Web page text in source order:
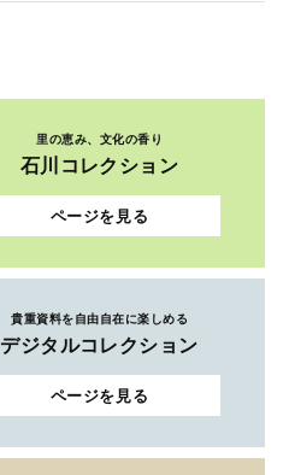
里の恵み、文化の香り
石川コレクション
ページを見る
貴重資料を自由自在に楽しめる
デジタルコレクション
ページを見る